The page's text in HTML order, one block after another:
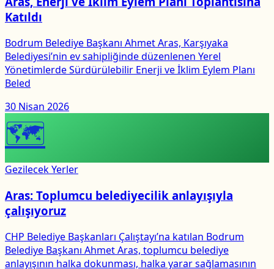
Katıldı
Bodrum Belediye Başkanı Ahmet Aras, Karşıyaka
Belediyesi’nin ev sahipliğinde düzenlenen Yerel
Yönetimlerde Sürdürülebilir Enerji ve İklim Eylem Planı
Beled
30 Nisan 2026
🗺
Gezilecek Yerler
Aras: Toplumcu belediyecilik anlayışıyla
çalışıyoruz
CHP Belediye Başkanları Çalıştayı’na katılan Bodrum
Belediye Başkanı Ahmet Aras, toplumcu belediye
anlayışının halka dokunması, halka yarar sağlamasının